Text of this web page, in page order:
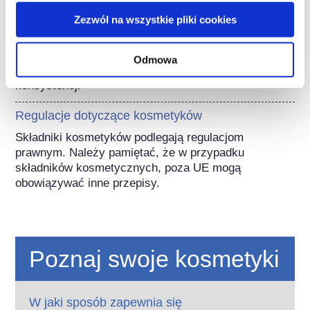
Zezwól na wszystkie pliki cookies
Odmowa
Składniki do pielęgnacji skóry
kondycjonujące
konsystencji
Regulacje dotyczące kosmetyków
Składniki kosmetyków podlegają regulacjom
prawnym. Należy pamiętać, że w przypadku
składników kosmetycznych, poza UE mogą
obowiązywać inne przepisy.
Poznaj swoje kosmetyki
W jaki sposób zapewnia się